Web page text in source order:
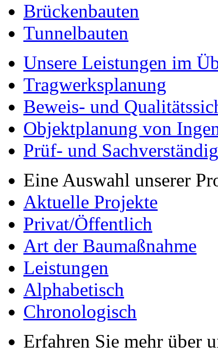
Brückenbauten
Tunnelbauten
Unsere Leistungen im
Tragwerksplanung
Beweis- und
Objektplanung von
Prüf- und
Eine Auswahl unserer
Aktuelle Projekte
Privat/Öffentlich
Art der Baumaßnahme
Leistungen
Alphabetisch
Chronologisch
Erfahren Sie mehr über